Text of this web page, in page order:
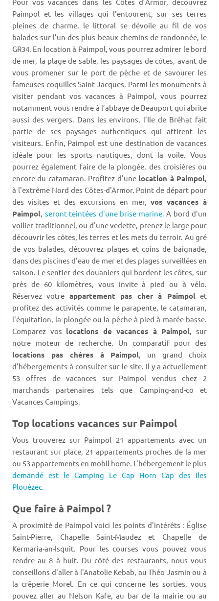
Paimpol et les villages qui l’entourent, sur ses terres
pleines de charme, le littoral se dévoile au fil de vos
balades sur l’un des plus beaux chemins de randonnée, le
GR34. En location à Paimpol, vous pourrez admirer le bord
de mer, la plage de sable, les paysages de côtes, avant de
vous promener sur le port de pêche et de savourer les
fameuses coquilles Saint Jacques. Parmi les monuments à
visiter pendant vos vacances à Paimpol, vous pourrez
notamment vous rendre à l’abbaye de Beauport qui abrite
aussi des vergers. Dans les environs, l’Ile de Bréhat fait
partie de ses paysages authentiques qui attirent les
visiteurs. Enfin, Paimpol est une destination de vacances
idéale pour les sports nautiques, dont la voile. Vous
pourrez également faire de la plongée, des croisières ou
encore du catamaran. Profitez d'une location à Paimpol
à l'extrême Nord des Côtes-d'Armor. Point de départ pour
des visites et des excursions en mer, vos vacances à
Paimpol seront teintées d'une brise marine. A bord d'un
voilier traditionnel, ou d'une vedette, prenez le large pour
découvrir les côtes, les terres et les mets du terroir. Au gré
de vos balades, découvrez plages et coins de baignade,
dans des piscines d'eau de mer et des plages surveillées en
saison. Le sentier des douaniers qui bordent les côtes, sur
près de 60 kilomètres, vous invite à pied ou à vélo.
Réservez votre appartement pas cher à Paimpol et
profitez des activités comme le parapente, le catamaran,
l'équitation, la plongée ou la pêche à pied à marée basse.
Comparez vos locations de vacances à Paimpol , sur
notre moteur de recherche. Un comparatif pour des
locations pas chères à Paimpol , un grand choix
d'hébergements à consulter sur le site. Il y a actuellement
53 offres de vacances sur Paimpol vendus chez 2
marchands partenaires tels que Camping-and-co et
Vacances Campings.
Top locations vacances sur Paimpol
Vous trouverez sur Paimpol 21 appartements avec un
restaurant sur place, 21 appartements proches de la mer
ou 53 appartements en mobil home. L'hébergement le plus
demandé est le Camping Le Cap Horn Cap des Iles
Plouézec.
Que faire à Paimpol ?
A proximité de Paimpol voici les points d'intérêts : Église
Saint-Pierre, Chapelle Saint-Maudez et Chapelle de
Kermaria-an-Isquit. Pour les courses vous pouvez vous
rendre au 8 à huit. Du côté des restaurants, nous vous
conseillons d'aller à l'Anatolie Kebab, au Théo Jasmin ou à
la crêperie Morel. En ce qui concerne les sorties, vous
pouvez aller au Nelson Kafe, au bar de la mairie ou au